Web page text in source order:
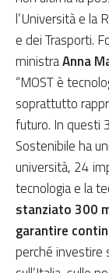
l’Università e la
e dei Trasporti.
ministraAnna
“MOST è
soprattutto
futuro. In questi
Sostenibile ha
università, 24
tecnologia e la
stanziato 300
garantire
perché investire